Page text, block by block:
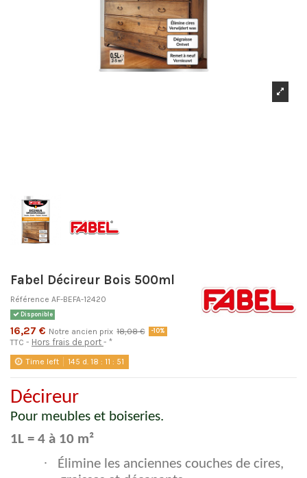
Fabel Décireur Bois 500ml
Référence AF-BEFA-12420
Disponible
16,27 € Notre ancien prix 18,08 € -10%
TTC Hors frais de port *
Time left 145 d. 18 : 11 : 51
Décireur
Pour meubles et boiseries.
1L = 4 à 10 m²
·
Élimine les anciennes couches de cires,